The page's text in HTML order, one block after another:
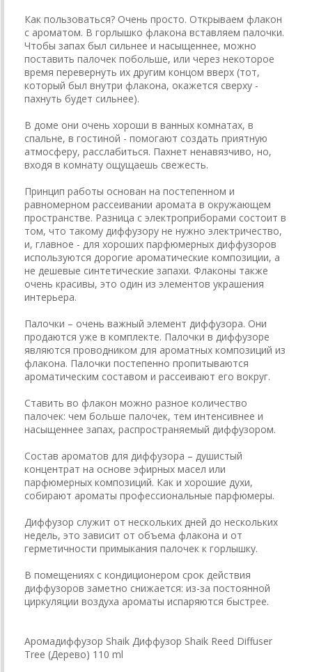
Как пользоваться? Очень просто. Открываем флакон
с ароматом. В горлышко флакона вставляем палочки.
Чтобы запах был сильнее и насыщеннее, можно
поставить палочек побольше, или через некоторое
время перевернуть их другим концом вверх (тот,
который был внутри флакона, окажется сверху -
пахнуть будет сильнее).
В доме они очень хороши в ванных комнатах, в
спальне, в гостиной - помогают создать приятную
атмосферу, расслабиться. Пахнет ненавязчиво, но,
входя в комнату ощущаешь свежесть.
Принцип работы основан на постепенном и
равномерном рассеивании аромата в окружающем
пространстве. Разница с электроприборами состоит в
том, что такому диффузору не нужно электричество,
и, главное - для хороших парфюмерных диффузоров
используются дорогие ароматические композиции, а
не дешевые синтетические запахи. Флаконы также
очень красивы, это один из элементов украшения
интерьера.
Палочки – очень важный элемент диффузора. Они
продаются уже в комплекте. Палочки в диффузоре
являются проводником для ароматных композиций из
флакона. Палочки постепенно пропитываются
ароматическим составом и рассеивают его вокруг.
Ставить во флакон можно разное количество
палочек: чем больше палочек, тем интенсивнее и
насыщеннее запах, распространяемый диффузором.
Состав ароматов для диффузора – душистый
концентрат на основе эфирных масел или
парфюмерных композиций. Как и хорошие духи,
собирают ароматы профессиональные парфюмеры.
Диффузор служит от нескольких дней до нескольких
недель, это зависит от объема флакона и от
герметичности примыкания палочек к горлышку.
В помещениях с кондиционером срок действия
диффузоров заметно снижается: из-за постоянной
циркуляции воздуха ароматы испаряются быстрее.
Аромадиффузор Shaik Диффузор Shaik Reed Diffuser
Tree (Дерево) 110 ml